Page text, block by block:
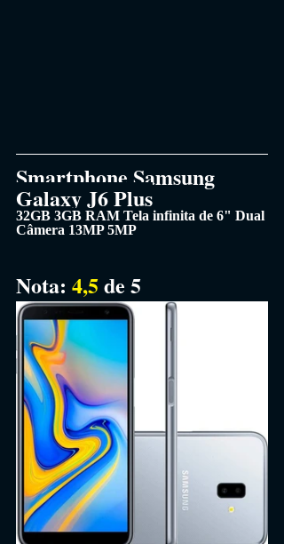
Smartphone Samsung
Galaxy J6 Plus
32GB 3GB RAM Tela infinita de 6" Dual
Câmera 13MP 5MP
Nota: 4,5 de 5